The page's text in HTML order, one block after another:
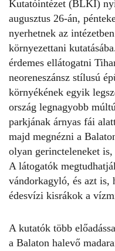
Kutatóintézet (BLKI)
augusztus 26-án,
nyerhetnek az
környezettani
érdemes ellátogatni
neoreneszánsz stílusú
környékének egyik
ország legnagyobb
parkjának árnyas fái
majd megnézni a
olyan gerincteleneket
A látogatók
vándorkagyló, és azt is,
édesvízi kisrákok a
A kutatók több
a Balaton halevő